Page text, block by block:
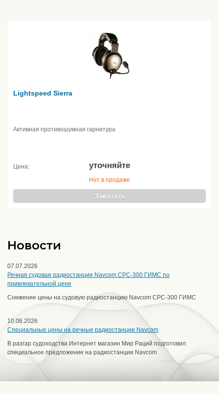
Lightspeed Sierra
Активная противошумная гарнитура
Цена: уточняйте
Нет в продаже
Заказать
Новости
07.07.2026
Речная судовая радиостанция Navcom CPC-300 ГИМС по
привлекательной цене
Снижение цены на судовую радиостанцию Navcom CPC-300 ГИМС
10.06.2026
Специальные цены на речные радиостанции Navcom
В разгар судоходства Интернет магазин Мир Раций подготовил
специальное предложение на радиостанции Navcom